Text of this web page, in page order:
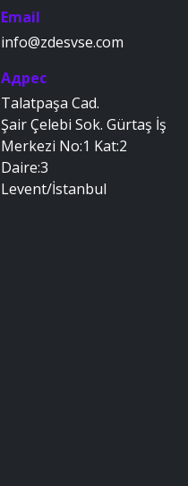
Email
info@zdesvse.com
Адрес
Talatpaşa Cad.
Şair Çelebi Sok. Gürtaş İş
Merkezi No:1 Kat:2
Daire:3
Levent/İstanbul